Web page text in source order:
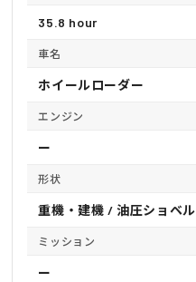
35.8 hour
車名
ホイールローダー
エンジン
ー
形状
重機・建機 / 油圧ショベル
ミッション
ー